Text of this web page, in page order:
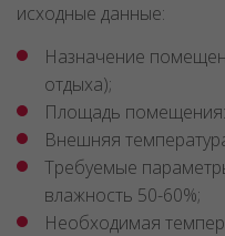
исходные данные:
Назначение
отдыха);
Площадь
Внешняя
Требуемые
влажность 50-60%;
Необходимая